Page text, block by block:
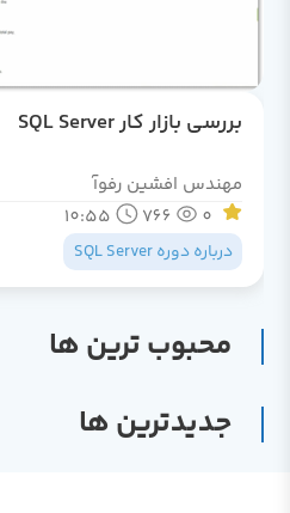
بررسی بازار کار SQL Server
مهندس افشین رفوآ
0
766
10:55
درباره دوره SQL Server
محبوب ترین ها
جدیدترین ها